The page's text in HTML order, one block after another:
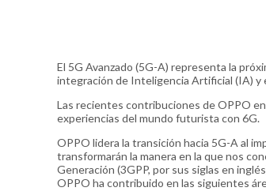
El 5G Avanzado (5G-A) representa la
integración de Inteligencia Artificial (IA) y
Las recientes contribuciones de OPPO
experiencias del mundo futurista con 6G.
OPPO lidera la transición hacia 5G-A al
transformarán la manera en la que nos
Generación (3GPP, por sus siglas en
OPPO ha contribuido en las siguientes